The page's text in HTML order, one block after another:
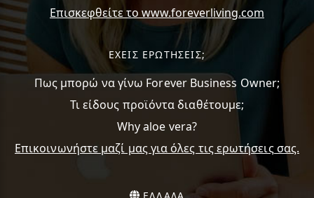
Επισκεφθείτε το www.foreverliving.com
ΕΧΕΙΣ ΕΡΩΤΗΣΕΙΣ;
Πως μπορώ να γίνω Forever Business Owner;
Τι είδους προϊόντα διαθέτουμε;
Why aloe vera?
Επικοινωνήστε μαζί μας για όλες τις ερωτήσεις σας.
ΕΛΛΑΔΑ